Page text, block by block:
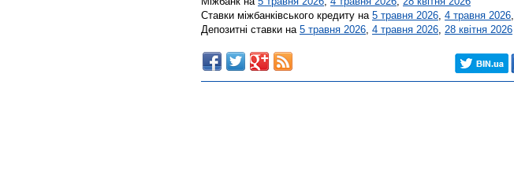
Ставки міжбанківського кредиту на 5 травня 2026, 4 травня 2026,
Депозитні ставки на 5 травня 2026, 4 травня 2026, 28 квітня 2026